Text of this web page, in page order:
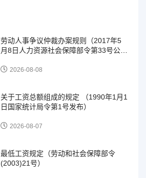
劳动人事争议仲裁办案规则（2017年5
月8日人力资源社会保障部令第33号公
2026-08-08
关于工资总额组成的规定 （1990年1月1
日国家统计局令第1号发布）
2026-08-07
最低工资规定（劳动和社会保障部令
(2003)21号）